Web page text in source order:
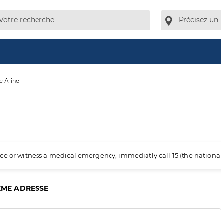
Aline
or witness a medical emergency, immediatly call 15 (the
ADRESSE